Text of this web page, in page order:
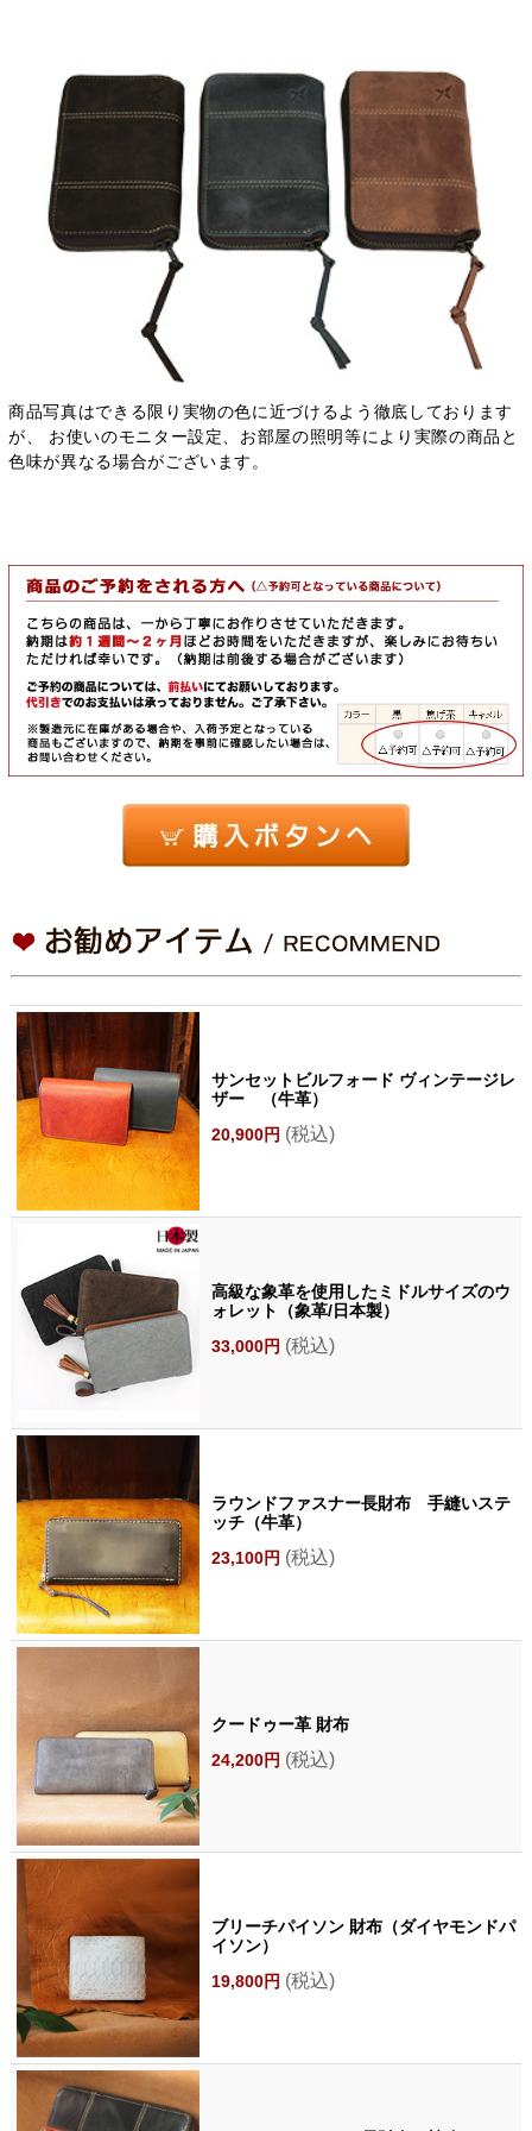
商品写真はできる限り実物の色に近づけるよう徹底しております
が、 お使いのモニター設定、お部屋の照明等により実際の商品と
色味が異なる場合がございます。
サンセットビルフォード ヴィンテージレ
ザー （牛革）
20,900円 (税込)
高級な象革を使用したミドルサイズのウ
ォレット（象革/日本製）
33,000円 (税込)
ラウンドファスナー長財布 手縫いステ
ッチ（牛革）
23,100円 (税込)
クードゥー革 財布
24,200円 (税込)
ブリーチパイソン 財布（ダイヤモンドパ
イソン）
19,800円 (税込)